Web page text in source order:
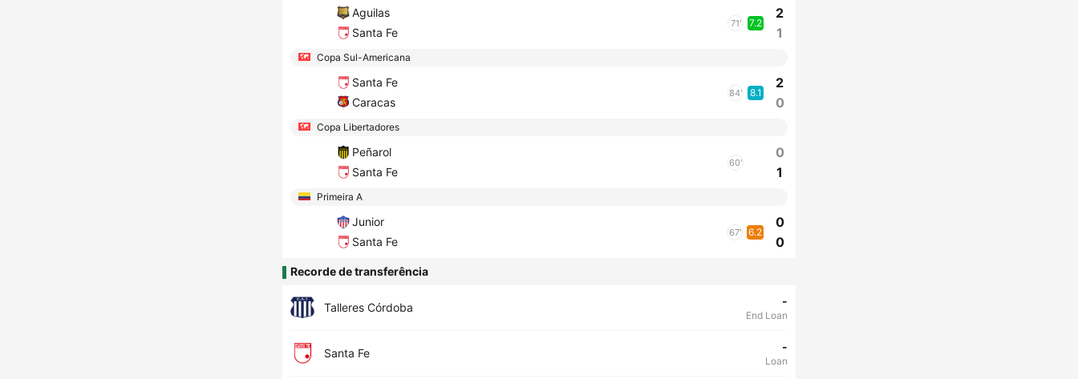
Aguilas
Santa Fe
71' 7.2
2
1
Copa Sul-Americana
Santa Fe
Caracas
84' 8.1
2
0
Copa Libertadores
Peñarol
Santa Fe
60'
0
1
Primeira A
Junior
Santa Fe
67' 6.2
0
0
Recorde de transferência
Talleres Córdoba -
End Loan
Santa Fe -
Loan